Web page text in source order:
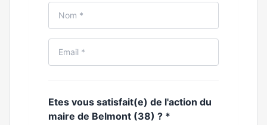
Etes vous satisfait(e) de l'action du
maire de Belmont (38) ? *